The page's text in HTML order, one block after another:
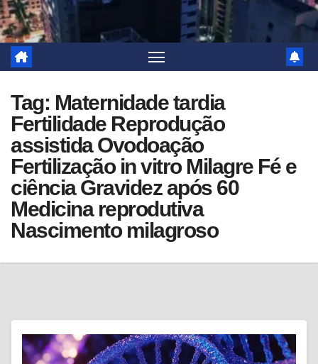
Tag: Maternidade tardia
Fertilidade Reprodução
assistida Ovodoação
Fertilização in vitro Milagre Fé e
ciência Gravidez após 60
Medicina reprodutiva
Nascimento milagroso